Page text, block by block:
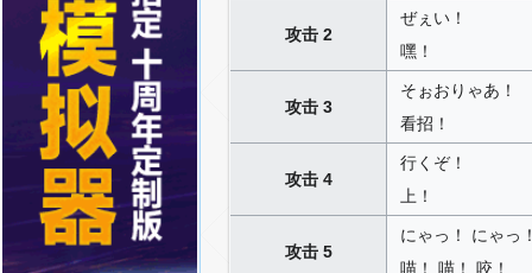
攻击 2
ぜぇい！
嘿！
攻击 3
そぉおりゃあ！
看招！
攻击 4
行くぞ！
上！
攻击 5
にゃっ！ にゃっ
喵！ 喵！ 咬！